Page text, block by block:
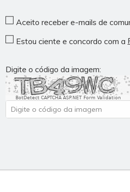
Aceito receber e-mails de
Estou ciente e concordo com a
Digite o código da imagem:
BotDetect CAPTCHA ASP.NET Form Validation